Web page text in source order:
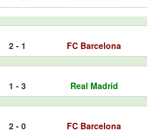
2 - 1 FC Barcelona
1 - 3 Real Madrid
2 - 0 FC Barcelona